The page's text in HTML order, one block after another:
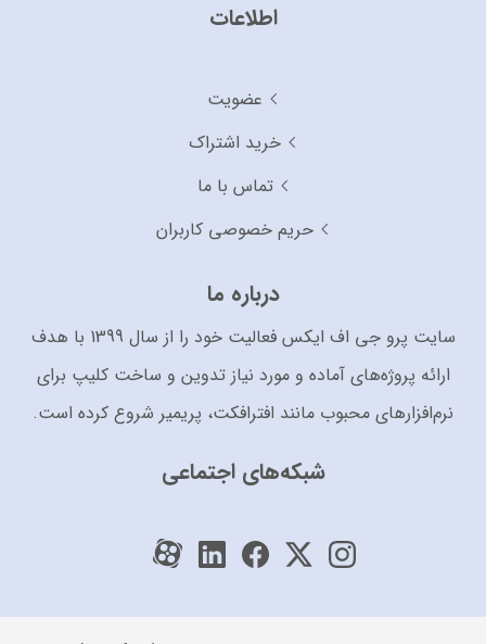
اطلاعات
عضویت
خرید اشتراک
تماس با ما
حریم خصوصی کاربران
درباره ما
سایت پرو جی اف ایکس فعالیت خود را از سال 1399 با هدف
ارائه پروژه‌های آماده و مورد نیاز تدوین و ساخت کلیپ برای
نرم‌افزارهای محبوب مانند افترافکت، پریمیر شروع کرده است.
شبکه‌های اجتماعی